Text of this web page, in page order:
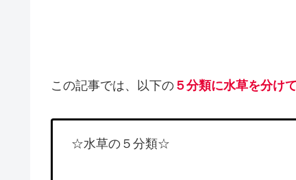
この記事では、以下の ５分類に水草を分け
☆水草の５分類☆